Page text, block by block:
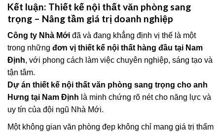
Kết luận: Thiết kế nội thất văn phòng sang
trọng – Nâng tầm giá trị doanh nghiệp
Công ty Nhà Mới đã và đang khẳng định vị thế là một
trong những đơn vị thiết kế nội thất hàng đầu tại Nam
Định, với phong cách làm việc chuyên nghiệp, sáng tạo và
tận tâm.
Dự án thiết kế nội thất văn phòng sang trọng cho anh
Hưng tại Nam Định là minh chứng rõ nét cho năng lực và
uy tín của đội ngũ Nhà Mới.
Một không gian văn phòng đẹp không chỉ mang giá trị thẩm